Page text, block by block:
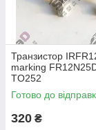
Транзистор
marking
TO252
Готово до
320 ₴